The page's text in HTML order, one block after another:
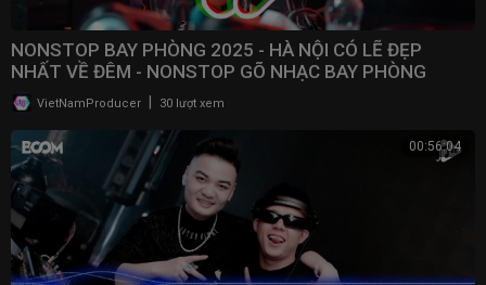
NONSTOP BAY PHÒNG 2025 - HÀ NỘI CÓ LẼ ĐẸP
NHẤT VỀ ĐÊM - NONSTOP GÕ NHẠC BAY PHÒNG
BASS CỰC MẠNH 2025
VietNamProducer 30 lượt xem
00:56:04